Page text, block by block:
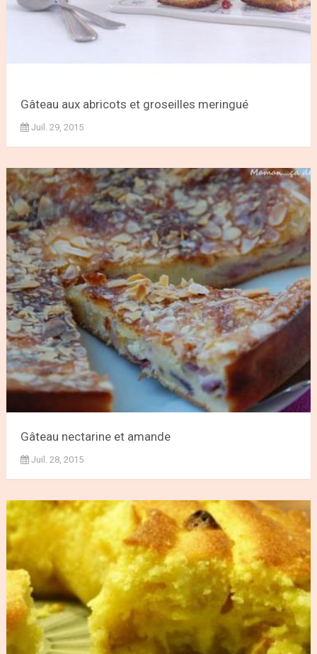
Gâteau aux abricots et groseilles meringué
Juil. 29, 2015
Gâteau nectarine et amande
Juil. 28, 2015